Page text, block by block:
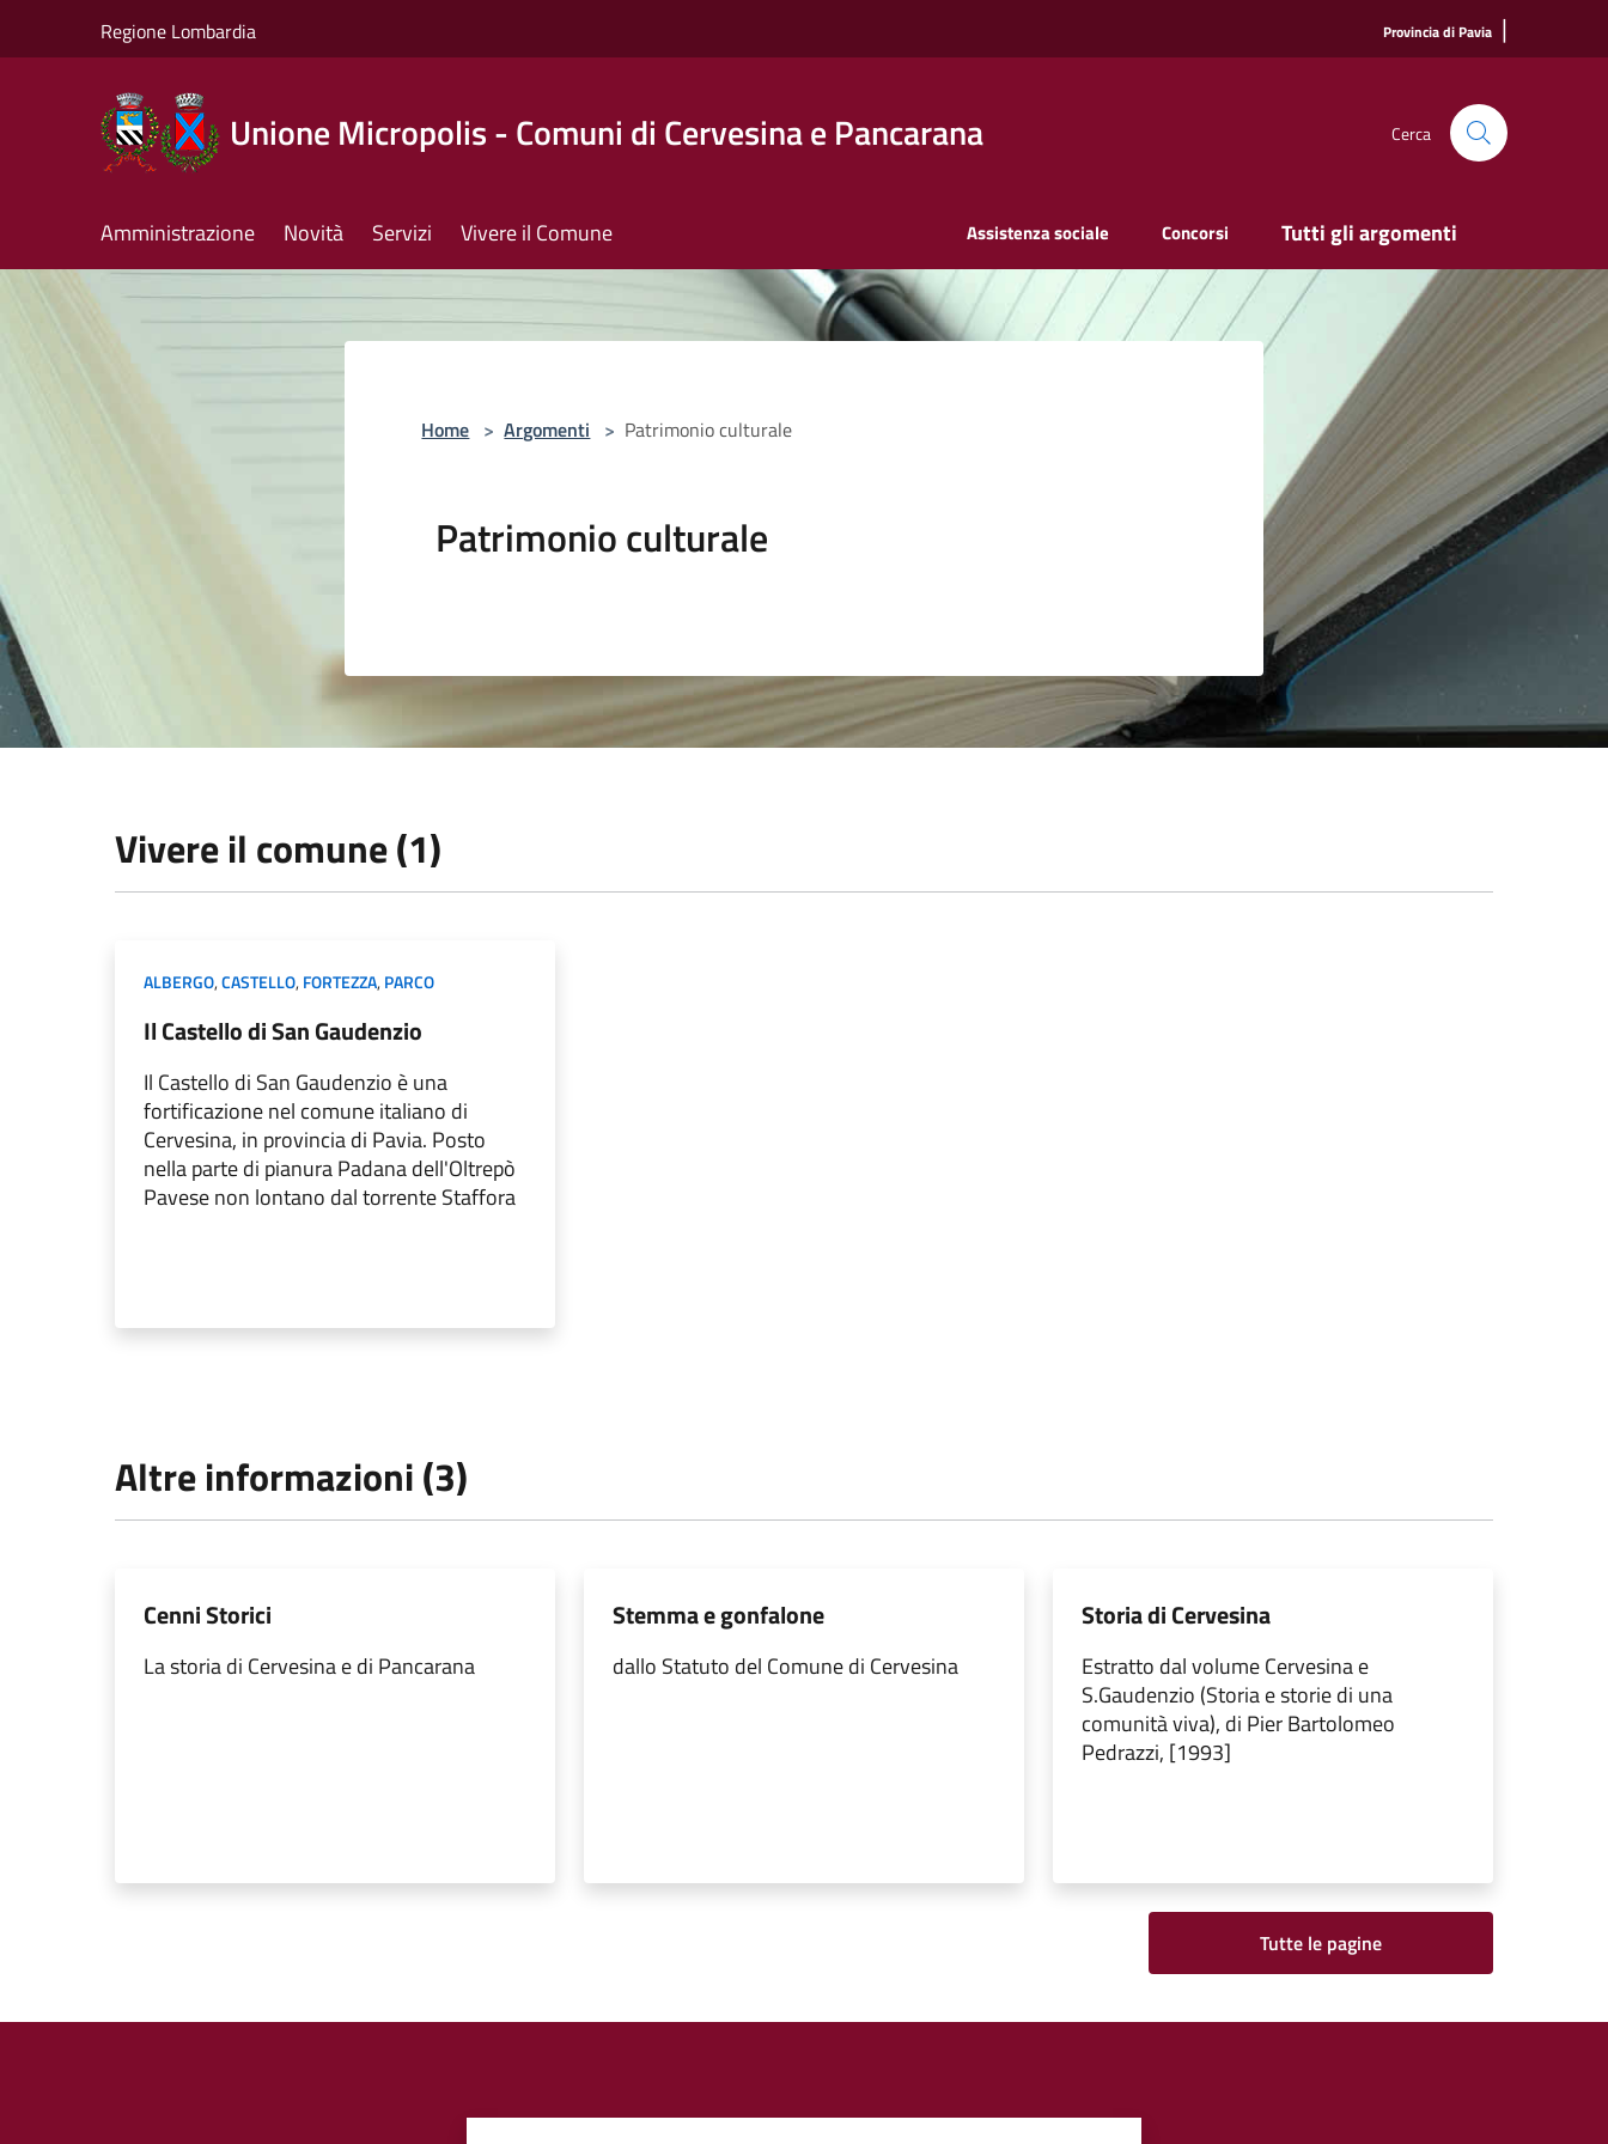
Regione Lombardia Provincia di Pavia |
Unione Micropolis - Comuni di Cervesina e Pancarana Cerca
Amministrazione Novità Servizi Vivere il Comune Assistenza sociale Concorsi Tutti gli argomenti
Home > Argomenti > Patrimonio culturale
Patrimonio culturale
Vivere il comune (1)
ALBERGO,CASTELLO,FORTEZZA,PARCO
Il Castello di San Gaudenzio
Il Castello di San Gaudenzio è una
fortificazione nel comune italiano di
Cervesina, in provincia di Pavia. Posto
nella parte di pianura Padana dell'Oltrepò
Pavese non lontano dal torrente Staffora
Altre informazioni (3)
Cenni Storici
La storia di Cervesina e di Pancarana
Stemma e gonfalone
dallo Statuto del Comune di Cervesina
Storia di Cervesina
Estratto dal volume Cervesina e
S.Gaudenzio (Storia e storie di una
comunità viva), di Pier Bartolomeo
Pedrazzi, [1993]
Tutte le pagine